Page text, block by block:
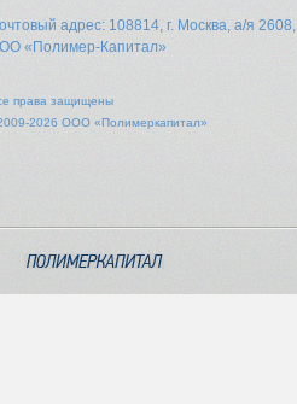
адрес: 108814, г. Москва, а/я 2608,
«Полимер-Капитал»
права защищены
2026 ООО «Полимеркапитал»